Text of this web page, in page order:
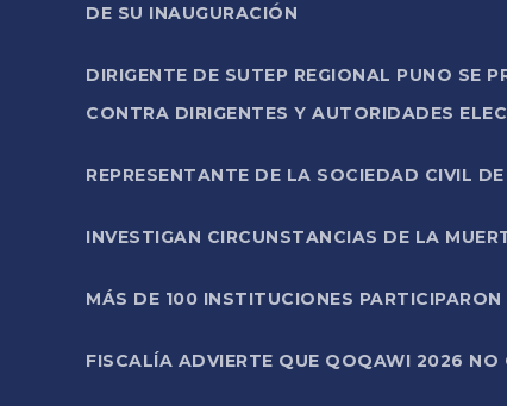
DE SU INAUGURACIÓN
DIRIGENTE DE SUTEP REGIONAL PUNO SE
CONTRA DIRIGENTES Y AUTORIDADES
REPRESENTANTE DE LA SOCIEDAD CIVIL
INVESTIGAN CIRCUNSTANCIAS DE LA
MÁS DE 100 INSTITUCIONES
FISCALÍA ADVIERTE QUE QOQAWI 2026 NO